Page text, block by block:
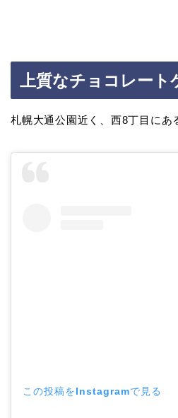
上質なチョコレート
札幌大通公園近く、西8丁目にあ
この投稿をInstagramで見る